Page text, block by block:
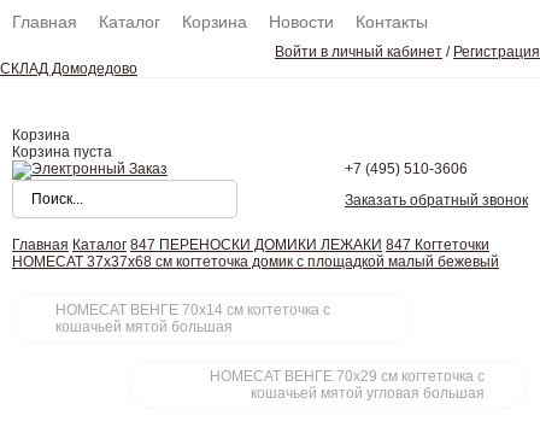
Главная Каталог Корзина Новости Контакты
Войти в личный кабинет / Регистрация
СКЛАД Домодедово
Корзина
Корзина пуста
+7 (495) 510-3606
Заказать обратный звонок
Главная Каталог 847 ПЕРЕНОСКИ ДОМИКИ ЛЕЖАКИ 847 Когтеточки
HOMECAT 37х37х68 см когтеточка домик с площадкой малый бежевый
HOMECAT ВЕНГЕ 70х14 см когтеточка с
кошачьей мятой большая
HOMECAT ВЕНГЕ 70х29 см когтеточка с
кошачьей мятой угловая большая